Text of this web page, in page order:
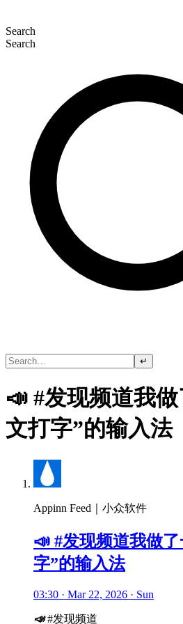
Search
Search
↵
📣 #发现频道我
文打字”的输入法
Appinn Feed｜小众软件
📣 #发现频道我做
字”的输入法
03:30 · Mar 22, 2026 · Sun
📣#发现频道